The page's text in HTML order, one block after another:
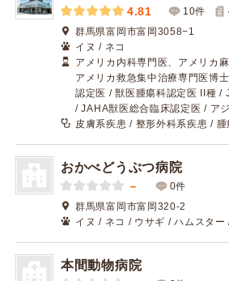
4.81 10件
群馬県富岡市富岡3058−1
イヌ / ネコ
アメリカ内科専門医、アメリカ
アメリカ救急集中治療専門医博
認定医 / 獣医腫瘍科認定医 II種 /
/ JAHA獣医総合臨床認定医 / ア
皮膚系疾患 / 整形外科系疾患 / 腫
おかべどうぶつ病院
－
0件
群馬県富岡市富岡320-2
イヌ / ネコ / ウサギ / ハムスター
本間動物病院